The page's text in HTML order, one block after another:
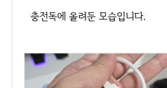
충전독에 올려둔 모습입니다.